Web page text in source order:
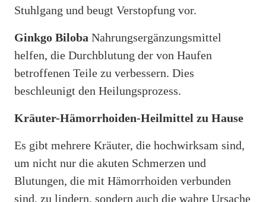
Stuhlgang und beugt Verstopfung vor.
Ginkgo Biloba Nahrungsergänzungsmittel
helfen, die Durchblutung der von Haufen
betroffenen Teile zu verbessern. Dies
beschleunigt den Heilungsprozess.
Kräuter-Hämorrhoiden-Heilmittel zu Hause
Es gibt mehrere Kräuter, die hochwirksam sind,
um nicht nur die akuten Schmerzen und
Blutungen, die mit Hämorrhoiden verbunden
sind, zu lindern, sondern auch die wahre Ursache